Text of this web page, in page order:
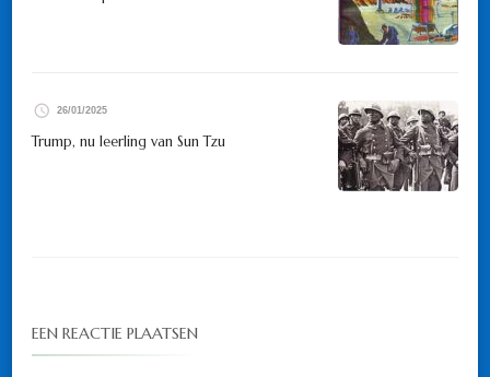
26/01/2025
Trump, nu leerling van Sun Tzu
EEN REACTIE PLAATSEN